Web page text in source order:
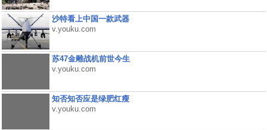
沙特看上中国一款武器
v.youku.com
苏47金雕战机前世今生
v.youku.com
知否知否应是绿肥红瘦
v.youku.com